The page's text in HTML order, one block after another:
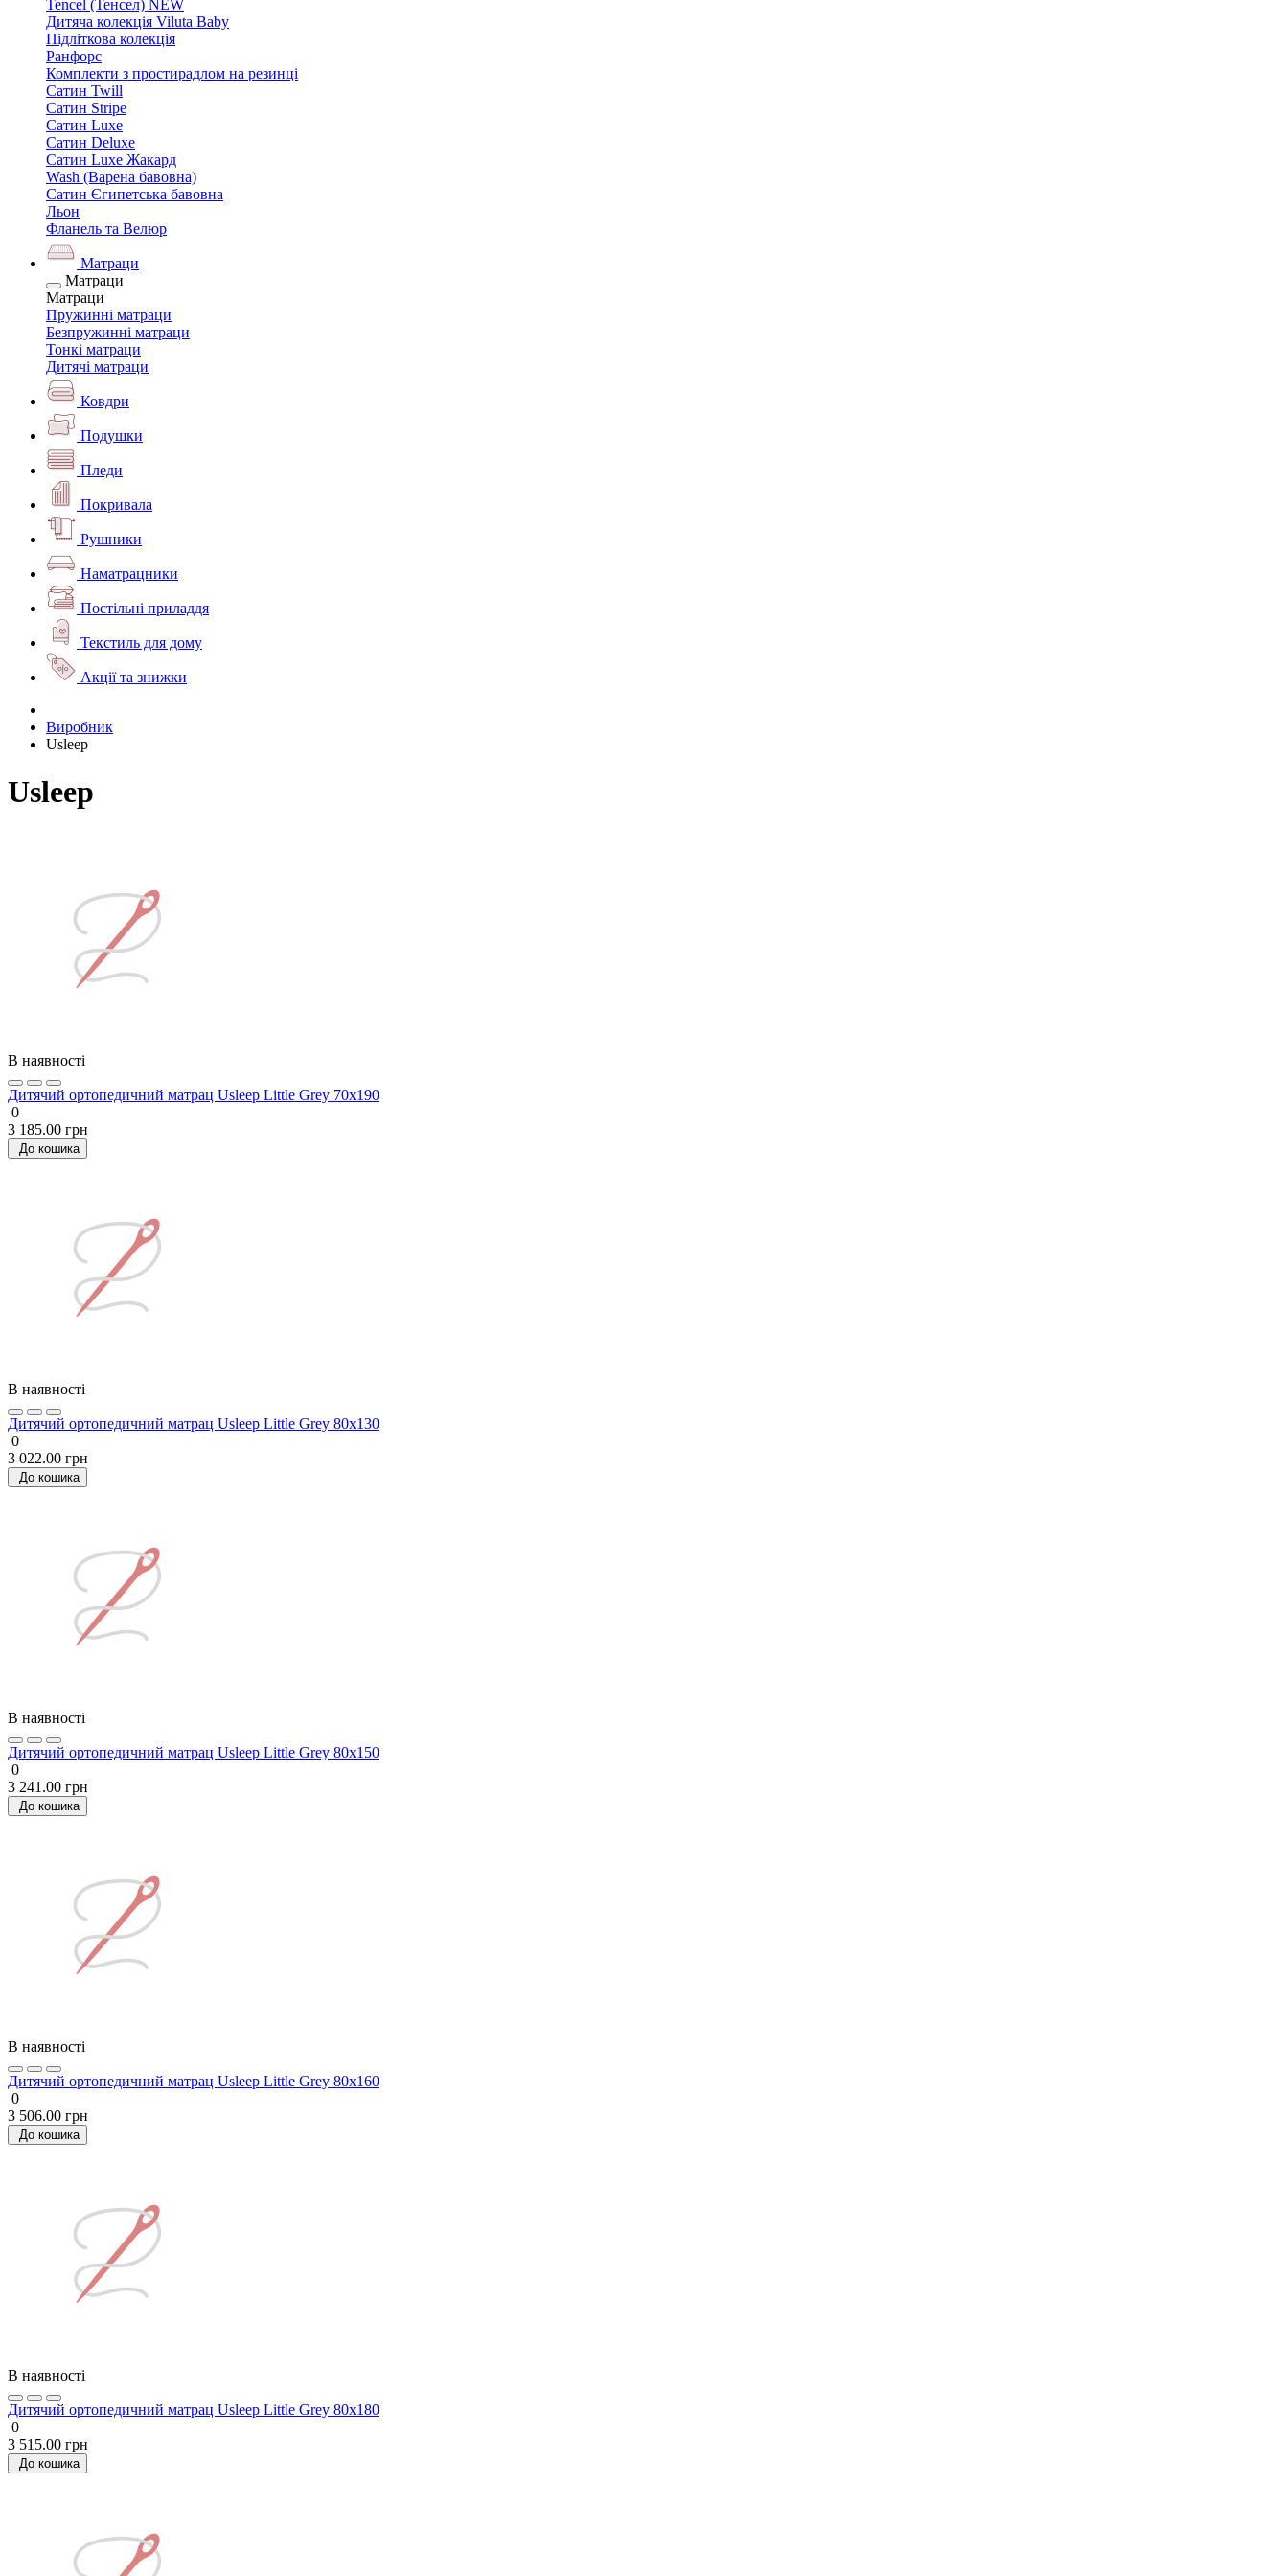
Tencel (Тенсел) NEW
Дитяча колекція Viluta Baby
Підліткова колекція
Ранфорс
Комплекти з простирадлом на резинці
Сатин Twill
Сатин Stripe
Сатин Luxe
Сатин Deluxe
Сатин Luxe Жакард
Wash (Варена бавовна)
Сатин Єгипетська бавовна
Льон
Фланель та Велюр
Матраци
Матраци
Матраци
Пружинні матраци
Безпружинні матраци
Тонкі матраци
Дитячі матраци
Ковдри
Подушки
Пледи
Покривала
Рушники
Наматрацники
Постільні приладдя
Текстиль для дому
Акції та знижки
Виробник
Usleep
Usleep
В наявності
Дитячий ортопедичний матрац Usleep Little Grey 70х190
0
3 185.00 грн
До кошика
В наявності
Дитячий ортопедичний матрац Usleep Little Grey 80х130
0
3 022.00 грн
До кошика
В наявності
Дитячий ортопедичний матрац Usleep Little Grey 80х150
0
3 241.00 грн
До кошика
В наявності
Дитячий ортопедичний матрац Usleep Little Grey 80х160
0
3 506.00 грн
До кошика
В наявності
Дитячий ортопедичний матрац Usleep Little Grey 80х180
0
3 515.00 грн
До кошика